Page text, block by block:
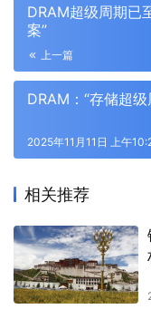
法鉴别所上传图片或
我们，本网站将在第
转转请注明出处：
生成海报
DRAM超级周期已
案”
上一篇